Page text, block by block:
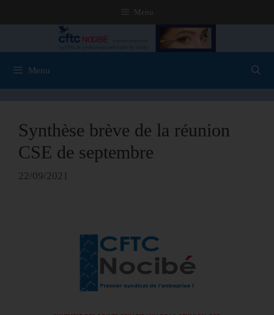
Menu
Menu
Synthèse brève de la réunion
CSE de septembre
22/09/2021